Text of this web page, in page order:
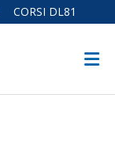
CORSI DL81